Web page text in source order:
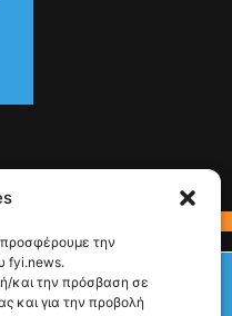
προσφέρουμε την
fyi.news.
και την πρόσβαση σε
και για την προβολή
μας